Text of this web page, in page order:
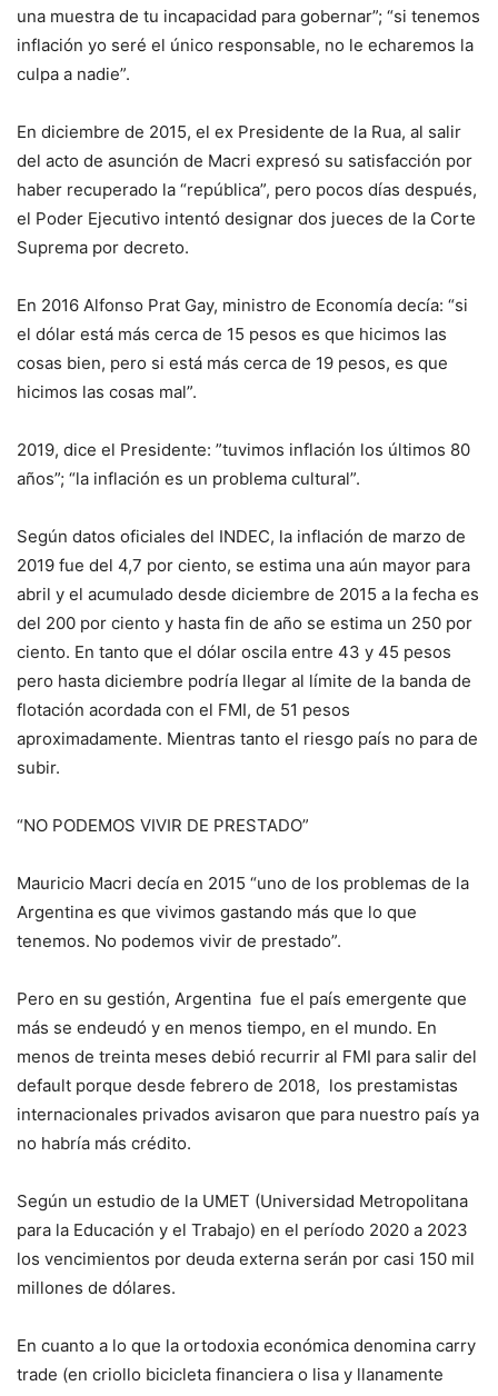
una muestra de tu incapacidad para gobernar”; “si tenemos
inflación yo seré el único responsable, no le echaremos la
culpa a nadie”.
En diciembre de 2015, el ex Presidente de la Rua, al salir
del acto de asunción de Macri expresó su satisfacción por
haber recuperado la “república”, pero pocos días después,
el Poder Ejecutivo intentó designar dos jueces de la Corte
Suprema por decreto.
En 2016 Alfonso Prat Gay, ministro de Economía decía: “si
el dólar está más cerca de 15 pesos es que hicimos las
cosas bien, pero si está más cerca de 19 pesos, es que
hicimos las cosas mal”.
2019, dice el Presidente: ”tuvimos inflación los últimos 80
años”; “la inflación es un problema cultural”.
Según datos oficiales del INDEC, la inflación de marzo de
2019 fue del 4,7 por ciento, se estima una aún mayor para
abril y el acumulado desde diciembre de 2015 a la fecha es
del 200 por ciento y hasta fin de año se estima un 250 por
ciento. En tanto que el dólar oscila entre 43 y 45 pesos
pero hasta diciembre podría llegar al límite de la banda de
flotación acordada con el FMI, de 51 pesos
aproximadamente. Mientras tanto el riesgo país no para de
subir.
“NO PODEMOS VIVIR DE PRESTADO”
Mauricio Macri decía en 2015 “uno de los problemas de la
Argentina es que vivimos gastando más que lo que
tenemos. No podemos vivir de prestado”.
Pero en su gestión, Argentina fue el país emergente que
más se endeudó y en menos tiempo, en el mundo. En
menos de treinta meses debió recurrir al FMI para salir del
default porque desde febrero de 2018, los prestamistas
internacionales privados avisaron que para nuestro país ya
no habría más crédito.
Según un estudio de la UMET (Universidad Metropolitana
para la Educación y el Trabajo) en el período 2020 a 2023
los vencimientos por deuda externa serán por casi 150 mil
millones de dólares.
En cuanto a lo que la ortodoxia económica denomina carry
trade (en criollo bicicleta financiera o lisa y llanamente